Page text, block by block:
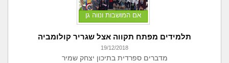
אם המושבות ונווה גן
תלמידים מפתח תקווה אצל שגריר קולומביה
19/12/2018
מדברים ספרדית בתיכון יצחק שמיר